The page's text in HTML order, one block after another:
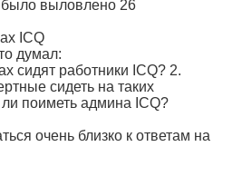
было выловлено 26
ICQ
думал:
сидят работники ICQ? 2.
сидеть на таких
поиметь админа ICQ?
очень близко к ответам на